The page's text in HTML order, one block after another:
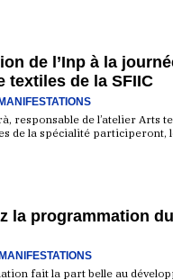
de l’Inp à la
textiles de la SFIIC
MANIFESTATIONS
responsable de l’atelier Arts
de la spécialité participeront,
la programmation
MANIFESTATIONS
fait la part belle au